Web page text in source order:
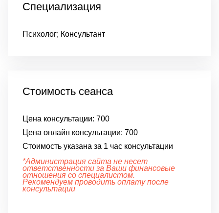
Специализация
Психолог; Консультант
Стоимость сеанса
Цена консультации: 700
Цена онлайн консультации: 700
Стоимость указана за 1 час консультации
*Администрация сайта не несет
ответственности за Ваши финансовые
отношения со специалистом.
Рекомендуем проводить оплату после
консультации